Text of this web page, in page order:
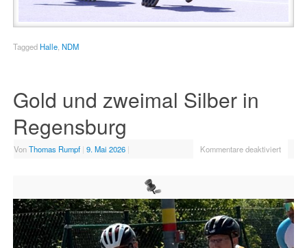
Tagged Halle, NDM
Gold und zweimal Silber in
Regensburg
VonThomas Rumpf | 9. Mai 2026 | Kommentare deaktiviert